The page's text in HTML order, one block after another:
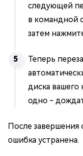
следующей
в командной
затем
Теперь
диска вашего
одно -
После завершения
ошибка устранена.